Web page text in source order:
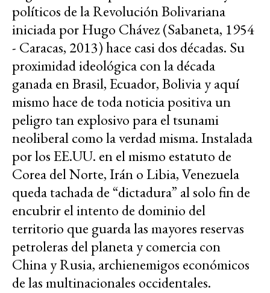
políticos de la Revolución Bolivariana
iniciada por Hugo Chávez (Sabaneta, 1954
- Caracas, 2013) hace casi dos décadas. Su
proximidad ideológica con la década
ganada en Brasil, Ecuador, Bolivia y aquí
mismo hace de toda noticia positiva un
peligro tan explosivo para el tsunami
neoliberal como la verdad misma. Instalada
por los EE.UU. en el mismo estatuto de
Corea del Norte, Irán o Libia, Venezuela
queda tachada de “dictadura” al solo fin de
encubrir el intento de dominio del
territorio que guarda las mayores reservas
petroleras del planeta y comercia con
China y Rusia, archienemigos económicos
de las multinacionales occidentales.